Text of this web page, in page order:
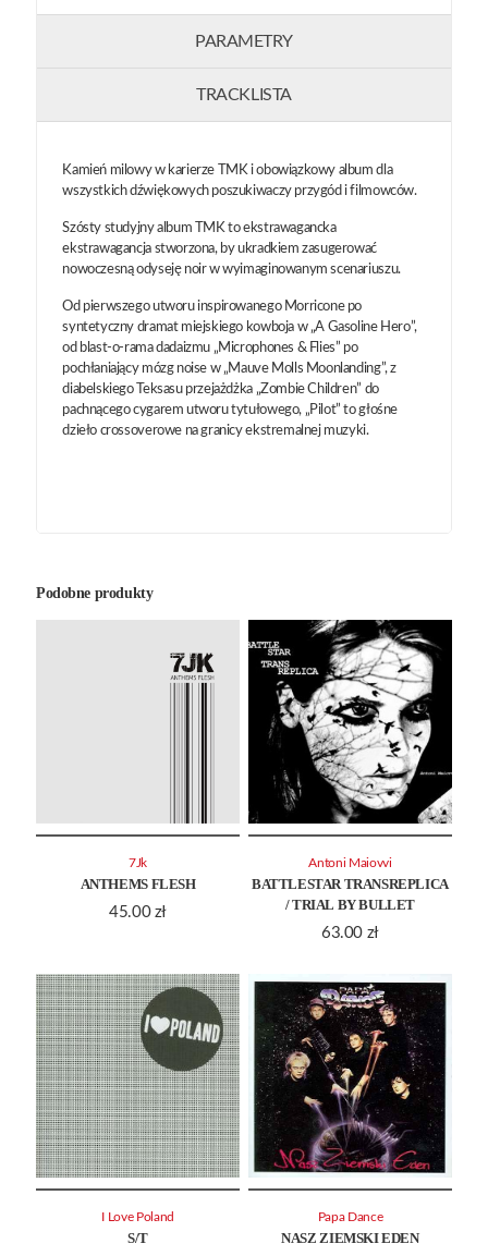
PARAMETRY
TRACKLISTA
Kamień milowy w karierze TMK i obowiązkowy album dla
wszystkich dźwiękowych poszukiwaczy przygód i filmowców.
Szósty studyjny album TMK to ekstrawagancka
ekstrawagancja stworzona, by ukradkiem zasugerować
nowoczesną odyseję noir w wyimaginowanym scenariuszu.
Od pierwszego utworu inspirowanego Morricone po
syntetyczny dramat miejskiego kowboja w „A Gasoline Hero”,
od blast-o-rama dadaizmu „Microphones & Flies” po
pochłaniający mózg noise w „Mauve Molls Moonlanding”, z
diabelskiego Teksasu przejażdżka „Zombie Children” do
pachnącego cygarem utworu tytułowego, „Pilot” to głośne
dzieło crossoverowe na granicy ekstremalnej muzyki.
Podobne produkty
ANTHEMS FLESH
45.00 zł
7Jk
BATTLESTAR TRANSREPLICA
/ TRIAL BY BULLET
63.00 zł
Antoni Maiovvi
S/T
I Love Poland
NASZ ZIEMSKI EDEN
Papa Dance